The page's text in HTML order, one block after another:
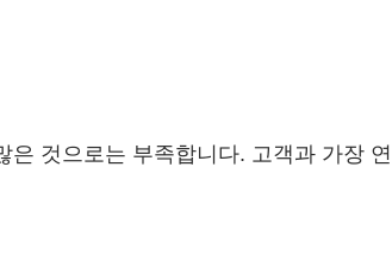
것으로는 부족합니다. 고객과 가장